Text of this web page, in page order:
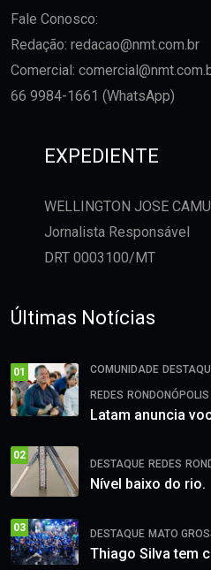
Fale Conosco:
Redação: redacao@nmt.com.br
Comercial:
66 9984-1661 (WhatsApp)
EXPEDIENTE
WELLINGTON JOSE
Jornalista Responsável
DRT 0003100/MT
Últimas Notícias
01 COMUNIDADE
REDES RONDONÓPOLIS
Latam anuncia
02
DESTAQUE REDES
Nível baixo do rio.
03
DESTAQUE MATO
Thiago Silva tem